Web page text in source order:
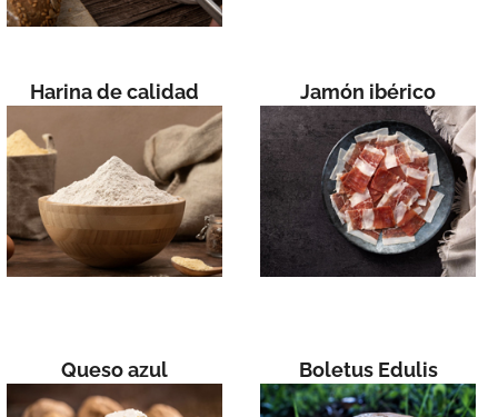
Harina de calidad Jamón ibérico
Queso azul Boletus Edulis